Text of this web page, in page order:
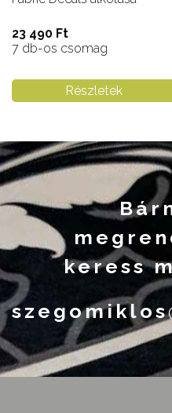
23 490 Ft
7 db-os csomag
Részletek
keress